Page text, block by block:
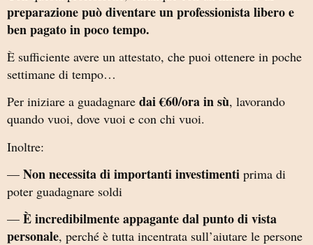
preparazione può diventare un professionista libero e
ben pagato in poco tempo.
È sufficiente avere un attestato, che puoi ottenere in poche
settimane di tempo…
Per iniziare a guadagnare dai €60/ora in sù, lavorando
quando vuoi, dove vuoi e con chi vuoi.
Inoltre:
— Non necessita di importanti investimenti prima di
poter guadagnare soldi
— È incredibilmente appagante dal punto di vista
personale, perché è tutta incentrata sull’aiutare le persone